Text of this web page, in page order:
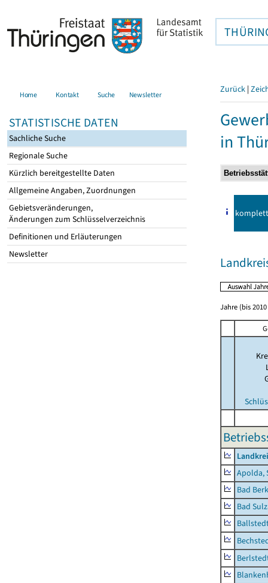
Home Kontakt Suche Newsletter
STATISTISCHE DATEN
Sachliche Suche
Regionale Suche
Kürzlich bereitgestellte Daten
Allgemeine Angaben, Zuordnungen
Gebietsveränderungen,
Änderungen zum Schlüsselverzeichnis
Definitionen und Erläuterungen
Newsletter
Zurück |
in
komplett
Jahre (bis
Apolda,
Bad
Bad